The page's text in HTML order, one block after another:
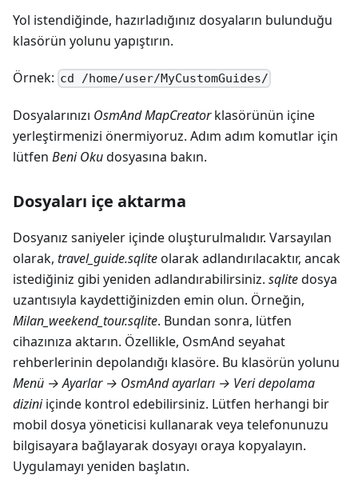
Yol istendiğinde, hazırladığınız dosyaların bulunduğu
klasörün yolunu yapıştırın.
Örnek: cd /home/user/MyCustomGuides/
Dosyalarınızı OsmAnd MapCreatorklasörünün içine
yerleştirmenizi önermiyoruz. Adım adım komutlar için
lütfen Beni Okudosyasına bakın.
Dosyaları içe aktarma
Dosyanız saniyeler içinde oluşturulmalıdır. Varsayılan
olarak, travel_guide.sqliteolarak adlandırılacaktır, ancak
istediğiniz gibi yeniden adlandırabilirsiniz. sqlitedosya
uzantısıyla kaydettiğinizden emin olun. Örneğin,
Milan_weekend_tour.sqlite. Bundan sonra, lütfen
cihazınıza aktarın. Özellikle, OsmAnd seyahat
rehberlerinin depolandığı klasöre. Bu klasörün yolunu
Menü → Ayarlar → OsmAnd ayarları → Veri depolama
diziniiçinde kontrol edebilirsiniz. Lütfen herhangi bir
mobil dosya yöneticisi kullanarak veya telefonunuzu
bilgisayara bağlayarak dosyayı oraya kopyalayın.
Uygulamayı yeniden başlatın.